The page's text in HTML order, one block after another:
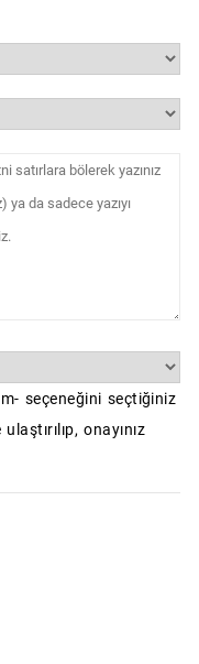
seçeneğini seçtiğiniz
onayınız